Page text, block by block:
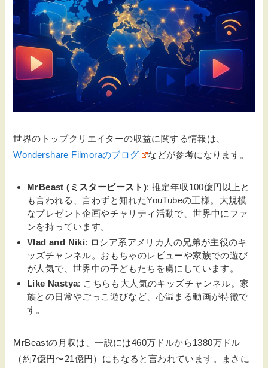
世界のトップクリエイターの収益に関する情報は、
Wondershare Filmoraのブログ
などが参考になります。
MrBeast (ミスタービースト): 推定年収100億円以上と
も言われる、言わずと知れたYouTubeの王様。大規模
なプレゼント企画やチャリティ活動で、世界中にファ
ンを持っています。
Vlad and Niki: ロシア系アメリカ人の兄弟が主役のキ
ッズチャンネル。おもちゃのレビューや家族での遊び
が人気で、世界中の子どもたちを虜にしています。
Like Nastya: こちらも大人気のキッズチャンネル。家
族との日常やごっこ遊びなど、心温まる動画が特徴で
す。
MrBeastの月収は、一説には460万ドルから1380万ドル
（約7億円〜21億円）にもなると言われています。まさに